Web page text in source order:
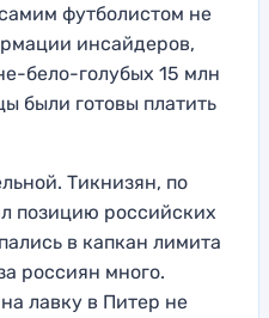
футболистом не
инсайдеров,
бело-голубых 15 млн
были готовы платить
Тикнизян, по
позицию российских
в капкан лимита
россиян много.
лавку в Питер не